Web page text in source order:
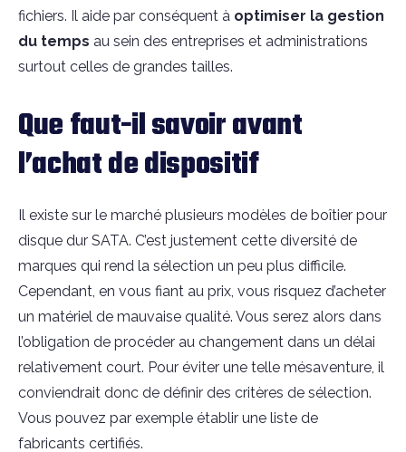
fichiers. Il aide par conséquent à optimiser la gestion
du temps au sein des entreprises et administrations
surtout celles de grandes tailles.
Que faut-il savoir avant
l’achat de dispositif
Il existe sur le marché plusieurs modèles de boîtier pour
disque dur SATA. C’est justement cette diversité de
marques qui rend la sélection un peu plus difficile.
Cependant, en vous fiant au prix, vous risquez d’acheter
un matériel de mauvaise qualité. Vous serez alors dans
l’obligation de procéder au changement dans un délai
relativement court. Pour éviter une telle mésaventure, il
conviendrait donc de définir des critères de sélection.
Vous pouvez par exemple établir une liste de
fabricants certifiés.